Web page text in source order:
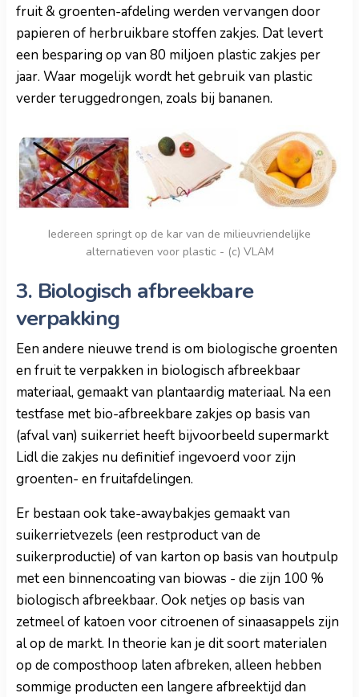
fruit & groenten-afdeling werden vervangen door
papieren of herbruikbare stoffen zakjes. Dat levert
een besparing op van 80 miljoen plastic zakjes per
jaar. Waar mogelijk wordt het gebruik van plastic
verder teruggedrongen, zoals bij bananen.
Iedereen springt op de kar van de milieuvriendelijke
alternatieven voor plastic - (c) VLAM
3. Biologisch afbreekbare
verpakking
Een andere nieuwe trend is om biologische groenten
en fruit te verpakken in biologisch afbreekbaar
materiaal, gemaakt van plantaardig materiaal. Na een
testfase met bio-afbreekbare zakjes op basis van
(afval van) suikerriet heeft bijvoorbeeld supermarkt
Lidl die zakjes nu definitief ingevoerd voor zijn
groenten- en fruitafdelingen.
Er bestaan ook take-awaybakjes gemaakt van
suikerrietvezels (een restproduct van de
suikerproductie) of van karton op basis van houtpulp
met een binnencoating van biowas - die zijn 100 %
biologisch afbreekbaar. Ook netjes op basis van
zetmeel of katoen voor citroenen of sinaasappels zijn
al op de markt. In theorie kan je dit soort materialen
op de composthoop laten afbreken, alleen hebben
sommige producten een langere afbreektijd dan